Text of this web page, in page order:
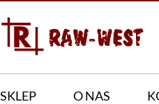
SKLEP O NAS